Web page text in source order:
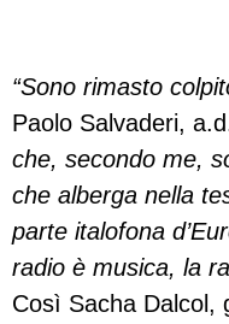
“Sono rimasto
Paolo Salvaderi,
che, secondo me,
che alberga nella
parte italofona
radio è musica, la
Così Sacha Dalcol,